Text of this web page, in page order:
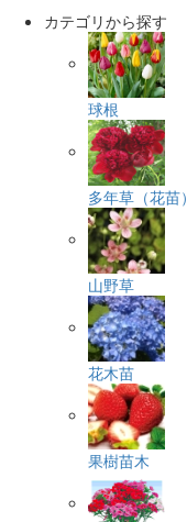
カテゴリから探す
球根
多年草（花苗）
山野草
花木苗
果樹苗木